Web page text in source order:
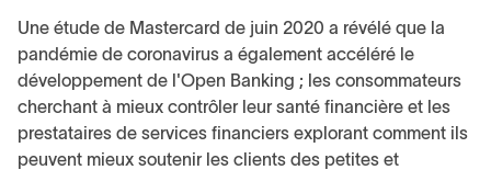
Une étude de Mastercard de juin 2020 a révélé que la
pandémie de coronavirus a également accéléré le
développement de l'Open Banking ; les consommateurs
cherchant à mieux contrôler leur santé financière et les
prestataires de services financiers explorant comment ils
peuvent mieux soutenir les clients des petites et